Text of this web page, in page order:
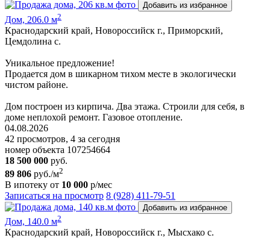
Добавить из избранное
Дом, 206.0 м2
Краснодарский край, Новороссийск г., Приморский,
Цемдолина с.
Уникальное предложение!
Продается дом в шикарном тихом месте в экологически
чистом районе.
Дом построен из кирпича. Два этажа. Строили для себя, в
доме неплохой ремонт. Газовое отопление.
04.08.2026
42 просмотров, 4 за сегодня
номер объекта 107254664
18 500 000 руб.
89 806 руб./м2
В ипотеку от 10 000 р/мес
Записаться на просмотр 8 (928) 411-79-51
Добавить из избранное
Дом, 140.0 м2
Краснодарский край, Новороссийск г., Мысхако с.